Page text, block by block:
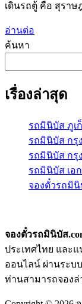
เดินรถตู้ คือ สุรา
อ่านต่อ
ค้นหา
เรื่องล่าสุด
รถมินิบัส ภูเ
รถมินิบัส กรุ
รถมินิบัส กรุ
รถมินิบัส เอ
จองตั๋วรถมิ
จองตั๋วรถมินิบัส
ประเทศไทย และ
ออนไลน์ ผ่านระบ
ท่านสามารถจองล่